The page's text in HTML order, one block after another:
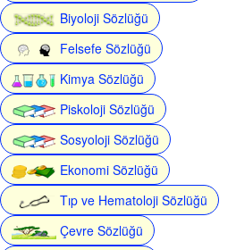
Biyoloji Sözlüğü
Felsefe Sözlüğü
Kimya Sözlüğü
Piskoloji Sözlüğü
Sosyoloji Sözlüğü
Ekonomi Sözlüğü
Tıp ve Hematoloji Sözlüğü
Çevre Sözlüğü